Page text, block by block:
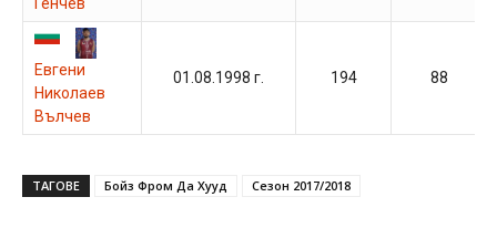
Генчев
Евгени
Николаев
Вълчев
01.08.1998 г. 194 88
ТАГОВЕ Бойз Фром Да Хууд Сезон 2017/2018